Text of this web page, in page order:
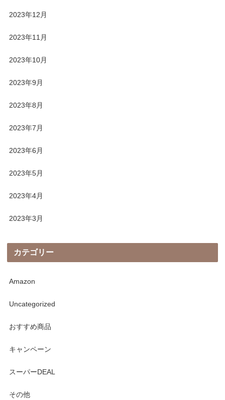
2023年12月
2023年11月
2023年10月
2023年9月
2023年8月
2023年7月
2023年6月
2023年5月
2023年4月
2023年3月
カテゴリー
Amazon
Uncategorized
おすすめ商品
キャンペーン
スーパーDEAL
その他